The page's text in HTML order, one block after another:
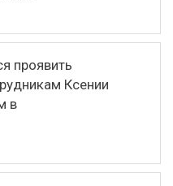
проявить
Ксении
в